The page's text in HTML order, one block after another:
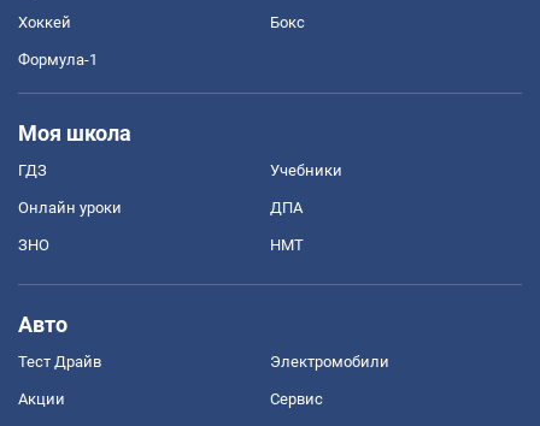
Хоккей Бокс
Формула-1
Моя школа
ГДЗ Учебники
Онлайн уроки ДПА
ЗНО НМТ
Авто
Тест Драйв Электромобили
Акции Сервис